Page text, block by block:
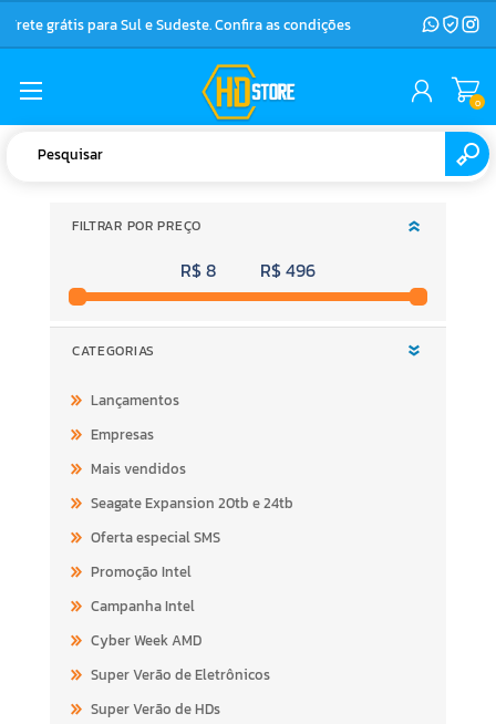
Frete grátis para Sul e Sudeste. Confira as condições
0
FILTRAR POR PREÇO
R$ 8 R$ 496
CATEGORIAS
Lançamentos
Empresas
Mais vendidos
Seagate Expansion 20tb e 24tb
Oferta especial SMS
Promoção Intel
Campanha Intel
Cyber Week AMD
Super Verão de Eletrônicos
Super Verão de HDs